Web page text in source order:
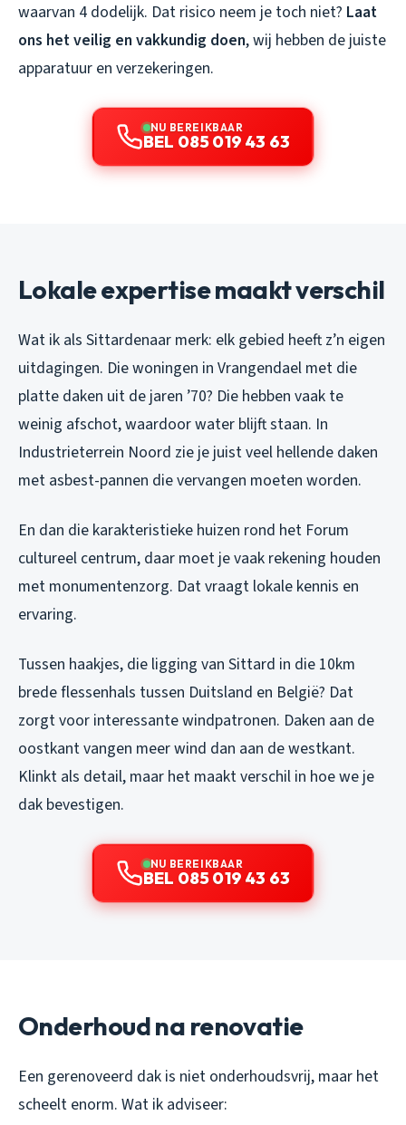
waarvan 4 dodelijk. Dat risico neem je toch niet? Laat
ons het veilig en vakkundig doen, wij hebben de juiste
apparatuur en verzekeringen.
NU BEREIKBAAR
BEL 085 019 43 63
Lokale expertise maakt verschil
Wat ik als Sittardenaar merk: elk gebied heeft z’n eigen
uitdagingen. Die woningen in Vrangendael met die
platte daken uit de jaren ’70? Die hebben vaak te
weinig afschot, waardoor water blijft staan. In
Industrieterrein Noord zie je juist veel hellende daken
met asbest-pannen die vervangen moeten worden.
En dan die karakteristieke huizen rond het Forum
cultureel centrum, daar moet je vaak rekening houden
met monumentenzorg. Dat vraagt lokale kennis en
ervaring.
Tussen haakjes, die ligging van Sittard in die 10km
brede flessenhals tussen Duitsland en België? Dat
zorgt voor interessante windpatronen. Daken aan de
oostkant vangen meer wind dan aan de westkant.
Klinkt als detail, maar het maakt verschil in hoe we je
dak bevestigen.
NU BEREIKBAAR
BEL 085 019 43 63
Onderhoud na renovatie
Een gerenoveerd dak is niet onderhoudsvrij, maar het
scheelt enorm. Wat ik adviseer: